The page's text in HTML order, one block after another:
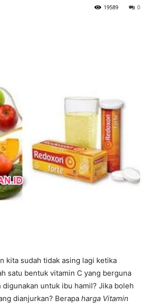
0
19589
kita sudah tidak asing lagi ketika
satu bentuk vitamin C yang berguna
untuk ibu hamil? Jika boleh
dianjurkan? Berapa harga Vitamin